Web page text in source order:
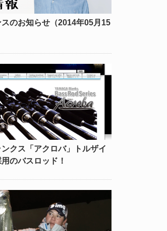
スのお知らせ（2014年05月15
クス「アクロバ」トルザイ
のバスロッド！